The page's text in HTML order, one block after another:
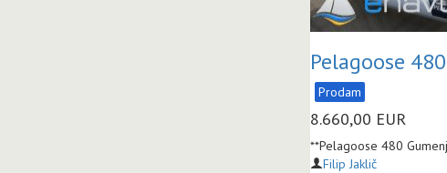
Pelagoose 480
Prodam
8.660,00 EUR
**Pelagoose 480
Filip Jaklič